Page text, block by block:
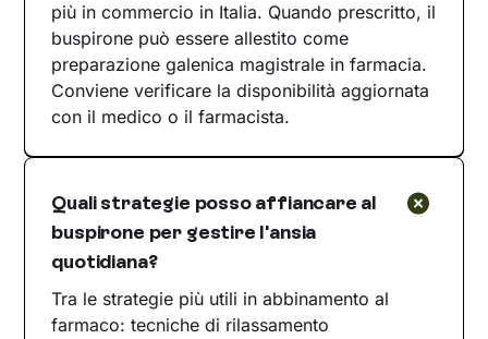
più in commercio in Italia. Quando prescritto, il
buspirone può essere allestito come
preparazione galenica magistrale in farmacia.
Conviene verificare la disponibilità aggiornata
con il medico o il farmacista.
Quali strategie posso affiancare al
buspirone per gestire l'ansia
quotidiana?
Tra le strategie più utili in abbinamento al
farmaco: tecniche di rilassamento